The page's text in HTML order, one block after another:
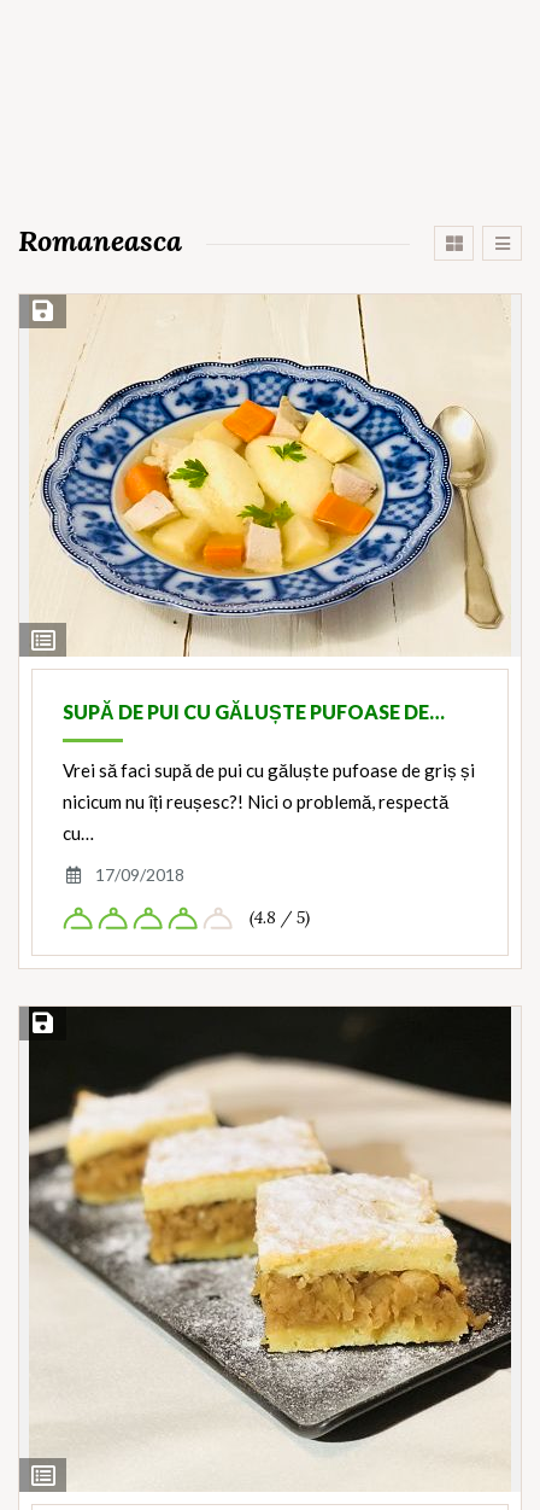
Romaneasca
View
Ingredients
Save Recipe
SUPĂ DE PUI CU GĂLUȘTE PUFOASE DE…
Vrei să faci supă de pui cu găluște pufoase de griș și
nicicum nu îți reușesc?! Nici o problemă, respectă
cu…
17/09/2018
(4.8 / 5)
View
Ingredients
Save Recipe